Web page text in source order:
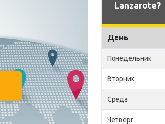
Lanzarote?
День
Понедельник
Вторник
Среда
Четверг